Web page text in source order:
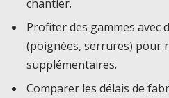
chantier.
Profiter des gammes avec
(poignées, serrures) pour
supplémentaires.
Comparer les délais de